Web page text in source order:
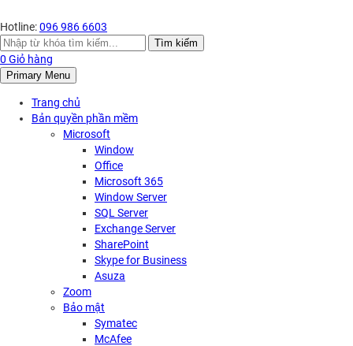
Hotline:096 986 6603
Search
for:
Tìm kiếm
0 Giỏ hàng
Primary Menu
Trang chủ
Bản quyền phần mềm
Microsoft
Window
Office
Microsoft 365
Window Server
SQL Server
Exchange Server
SharePoint
Skype for Business
Asuza
Zoom
Bảo mật
Symatec
McAfee